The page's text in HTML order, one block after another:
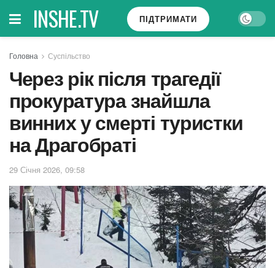
INSHE.TV ПІДТРИМАТИ
Головна Суспільство
Через рік після трагедії
прокуратура знайшла
винних у смерті туристки
на Драгобраті
29 Січня 2026, 09:58